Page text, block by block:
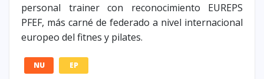
personal trainer con reconocimiento EUREPS
PFEF, más carné de federado a nivel internacional
europeo del fitnes y pilates.
NU EP